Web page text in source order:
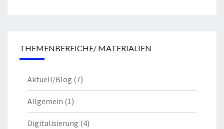
THEMENBEREICHE/ MATERIALIEN
Aktuell/Blog (7)
Allgemein (1)
Digitalisierung (4)